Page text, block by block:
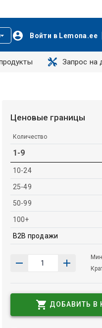
Войти в Lemona.ee
Запрос на
Ценовые границы
Количество
1-9
10-24
25-49
50-99
100+
B2B продажи
ДОБАВИТЬ В